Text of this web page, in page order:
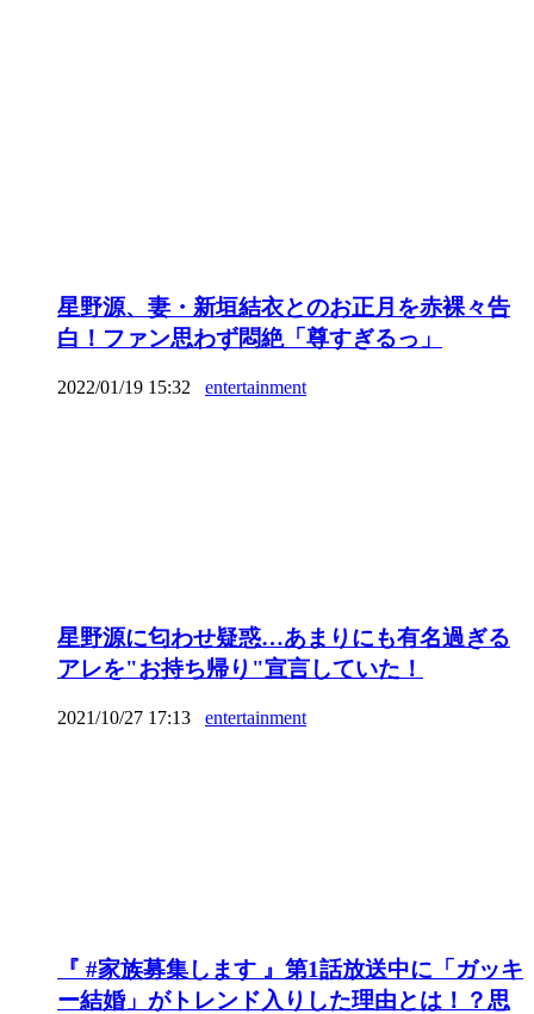
星野源、妻・新垣結衣とのお正月を赤裸々告
白！ファン思わず悶絶「尊すぎるっ」
2022/01/19 15:32 entertainment
星野源に匂わせ疑惑…あまりにも有名過ぎる
アレを"お持ち帰り"宣言していた！
2021/10/27 17:13 entertainment
『 #家族募集します 』第1話放送中に「ガッキ
ー結婚」がトレンド入りした理由とは！？思